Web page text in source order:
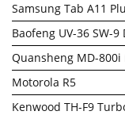
Samsung Tab A11
Baofeng UV-36 SW-9
Quansheng MD-800i
Motorola R5
Kenwood TH-F9